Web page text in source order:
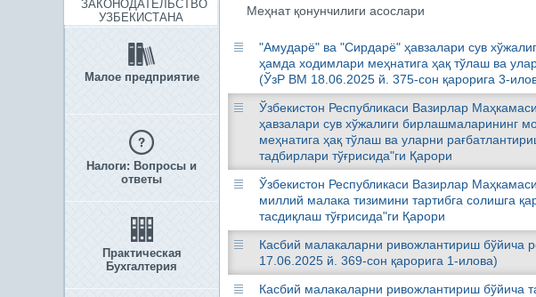
ЗАКОНОДАТЕЛЬСТВО
УЗБЕКИСТАНА
Малое предприятие
Налоги: Вопросы и
ответы
Практическая
Бухгалтерия
Меҳнат қонунчилиги асослари
"Амударё" ва "Сирдарё" ҳавзалари сув
ҳамда ходимлари меҳнатига ҳақ тўлаш ва
(ЎзР ВМ 18.06.2025 й. 375-сон қарорига 3-
Ўзбекистон Республикаси Вазирлар
ҳавзалари сув хўжалиги бирлашмаларининг
меҳнатига ҳақ тўлаш ва уларни
тадбирлари тўғрисида"ги Қарори
Ўзбекистон Республикаси Вазирлар
миллий малака тизимини тартибга солишга
тасдиқлаш тўғрисида"ги Қарори
Касбий малакаларни ривожлантириш бўйича
17.06.2025 й. 369-сон қарорига 1-илова)
Касбий малакаларни ривожлантириш бўйича